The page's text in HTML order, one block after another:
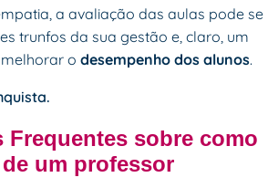
a avaliação das aulas pode se
trunfos da sua gestão e, claro, um
o desempenho dos alunos.
.
Frequentes sobre como
um professor